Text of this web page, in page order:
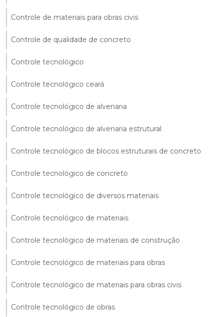
Controle de materiais para obras civis
Controle de qualidade de concreto
Controle tecnológico
Controle tecnológico ceará
Controle tecnológico de alvenaria
Controle tecnológico de alvenaria estrutural
Controle tecnológico de blocos estruturais de concreto
Controle tecnológico de concreto
Controle tecnológico de diversos materiais
Controle tecnológico de materiais
Controle tecnológico de materiais de construção
Controle tecnológico de materiais para obras
Controle tecnológico de materiais para obras civis
Controle tecnológico de obras